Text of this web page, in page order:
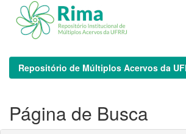
Repositório de Múltiplos Acervos da
Página de Busca